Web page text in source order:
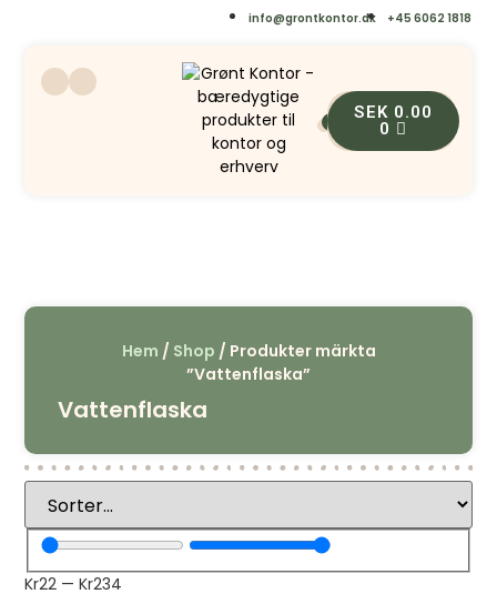
info@grontkontor.dk +45 6062 1818
0 SEK 0.00
0
Hem / Shop / Produkter märkta
”Vattenflaska”
Vattenflaska
Kr22 —Kr234